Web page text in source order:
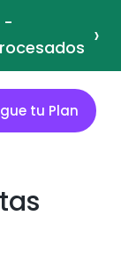
-
›
tu Plan